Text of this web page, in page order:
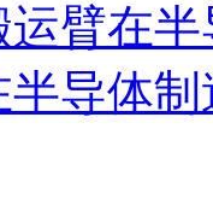
臂在
导体